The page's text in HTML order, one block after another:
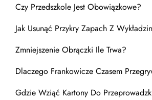
Czy Przedszkole Jest Obowiązkowe?
Jak Usunąć Przykry Zapach Z
Zmniejszenie Obrączki Ile Trwa?
Dlaczego Frankowicze Czasem
Gdzie Wziąć Kartony Do